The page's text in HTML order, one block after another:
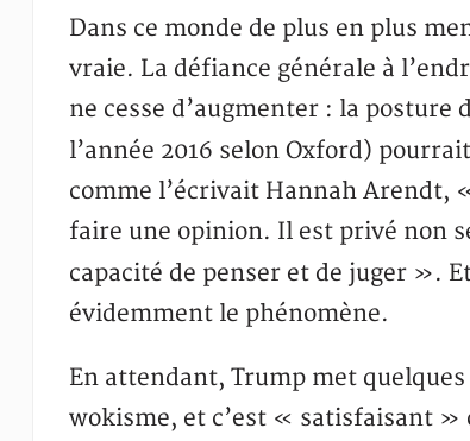
Dans ce monde de plus en plus
vraie. La défiance générale à
ne cesse d’augmenter : la
l’année 2016 selon Oxford)
comme l’écrivait Hannah Arendt,
faire une opinion. Il est privé non
capacité de penser et de juger ».
évidemment le phénomène.
En attendant, Trump met
wokisme, et c’est « satisfaisant »